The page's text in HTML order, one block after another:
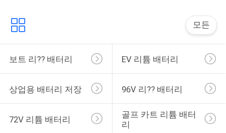
모든
보트 리?? 배터리 EV 리튬 배터리
상업용 배터리 저장 96V 리?? 배터리
72V 리튬 배터리
골프 카트 리튬 배터
리